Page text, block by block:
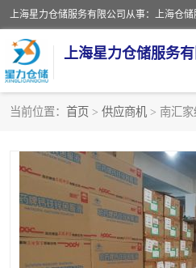
上海星力仓储服务
当前位置： 首页 > 供应商机 > 南汇
上海仓储配送
上海仓库代运营
上海第三方仓储